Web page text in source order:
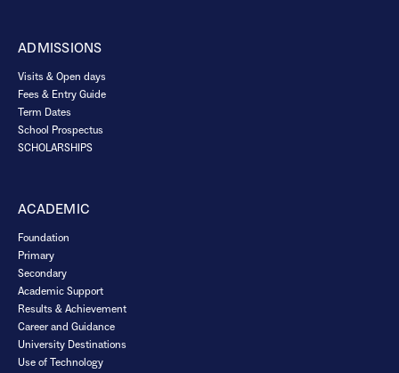
ADMISSIONS
Visits & Open days
Fees & Entry Guide
Term Dates
School Prospectus
SCHOLARSHIPS
ACADEMIC
Foundation
Primary
Secondary
Academic Support
Results & Achievement
Career and Guidance
University Destinations
Use of Technology